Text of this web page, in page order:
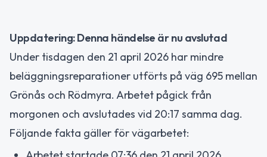
Uppdatering: Denna händelse är nu avslutad
Under tisdagen den 21 april 2026 har mindre
beläggningsreparationer utförts på väg 695 mellan
Grönås och Rödmyra. Arbetet pågick från
morgonen och avslutades vid 20:17 samma dag.
Följande fakta gäller för vägarbetet: